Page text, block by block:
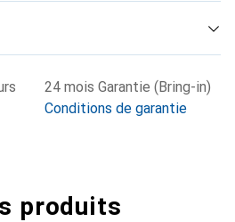
24 mois Garantie (Bring-in)
Conditions de garantie
produits